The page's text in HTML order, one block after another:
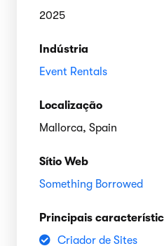
2025
Indústria
Event Rentals
Localização
Mallorca, Spain
Sítio Web
Something Borrowed
Principais
Criador de Sites